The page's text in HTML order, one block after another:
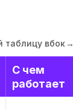
таблицу вбок →
С чем
работает